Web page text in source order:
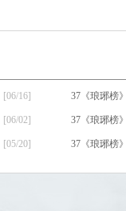
[06/16] 37《琅琊榜
[06/02] 37《琅琊榜
[05/20] 37《琅琊榜